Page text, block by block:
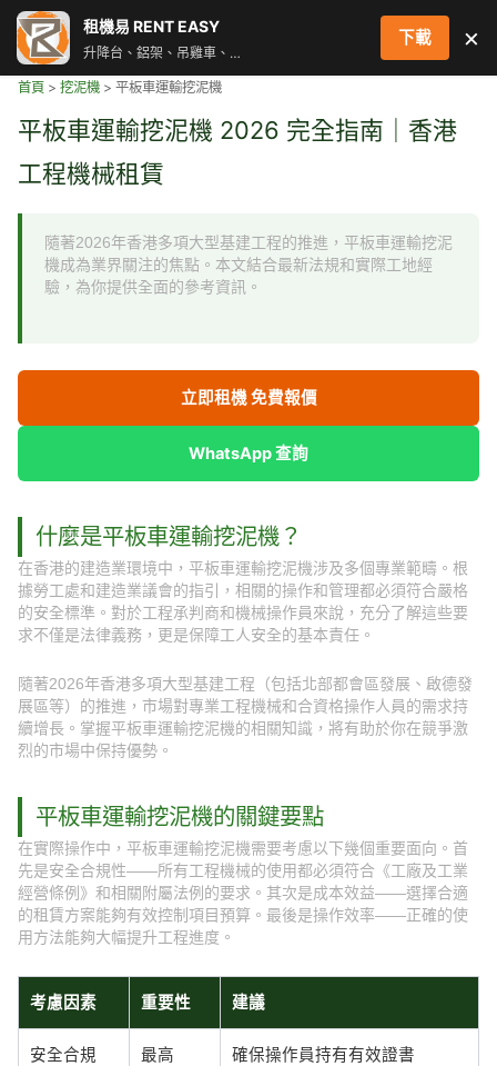
首頁 > 挖泥機 > 平板車運輸挖泥機
平板車運輸挖泥機 2026 完全指南｜香港
工程機械租賃
隨著2026年香港多項大型基建工程的推進，平板車運輸挖泥
機成為業界關注的焦點。本文結合最新法規和實際工地經
驗，為你提供全面的參考資訊。
立即租機 免費報價
WhatsApp 查詢
什麼是平板車運輸挖泥機？
在香港的建造業環境中，平板車運輸挖泥機涉及多個專業範疇。根
據勞工處和建造業議會的指引，相關的操作和管理都必須符合嚴格
的安全標準。對於工程承判商和機械操作員來說，充分了解這些要
求不僅是法律義務，更是保障工人安全的基本責任。
隨著2026年香港多項大型基建工程（包括北部都會區發展、啟德發
展區等）的推進，市場對專業工程機械和合資格操作人員的需求持
續增長。掌握平板車運輸挖泥機的相關知識，將有助於你在競爭激
烈的市場中保持優勢。
平板車運輸挖泥機的關鍵要點
在實際操作中，平板車運輸挖泥機需要考慮以下幾個重要面向。首
先是安全合規性——所有工程機械的使用都必須符合《工廠及工業
經營條例》和相關附屬法例的要求。其次是成本效益——選擇合適
的租賃方案能夠有效控制項目預算。最後是操作效率——正確的使
用方法能夠大幅提升工程進度。
考慮因素 重要性 建議
安全合規 最高 確保操作員持有有效證書
租機易 RENT EASY
升降台、鋁架、吊雞車、街燈車 即時叫車配對服務
下載 ×